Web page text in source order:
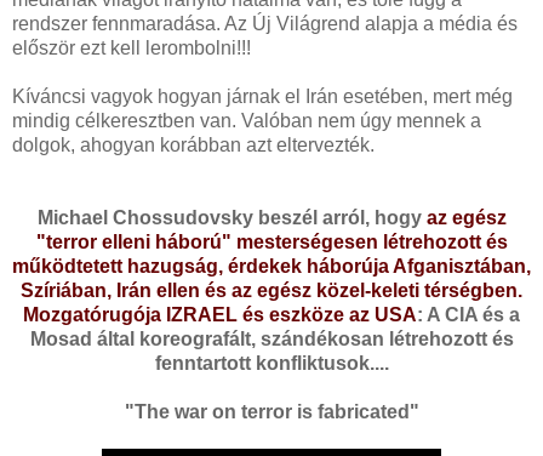
rendszer fennmaradása. Az Új Világrend alapja a média és
először ezt kell lerombolni!!!
Kíváncsi vagyok hogyan járnak el Irán esetében, mert még
mindig célkeresztben van. Valóban nem úgy mennek a
dolgok, ahogyan korábban azt eltervezték.
Michael Chossudovsky beszél arról, hogy az egész
"terror elleni háború" mesterségesen létrehozott és
működtetett hazugság, érdekek háborúja Afganisztában,
Szíriában, Irán ellen és az egész közel-keleti térségben.
Mozgatórugója IZRAEL és eszköze az USA: A CIA és a
Mosad által koreografált, szándékosan létrehozott és
fenntartott konfliktusok....
"The war on terror is fabricated"